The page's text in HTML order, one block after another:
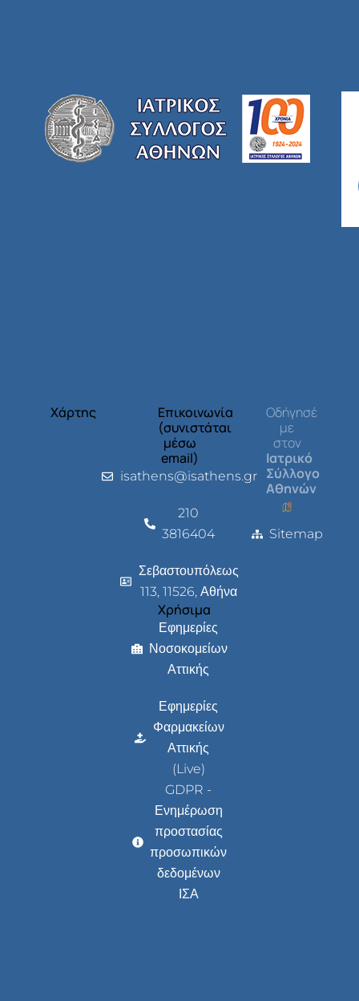
Χάρτης
Επικοινωνία
(συνιστάται
μέσω
email)
isathens@isathens.gr
210
3816404
Σεβαστουπόλεως
113, 11526, Αθήνα
Χρήσιμα
Εφημερίες
Νοσοκομείων
Αττικής
Εφημερίες
Φαρμακείων
Αττικής
(Live)
GDPR -
Ενημέρωση
προστασίας
προσωπικών
δεδομένων
ΙΣΑ
Οδήγησέ
με
στον
Ιατρικό
Σύλλογο
Αθηνών
Sitemap